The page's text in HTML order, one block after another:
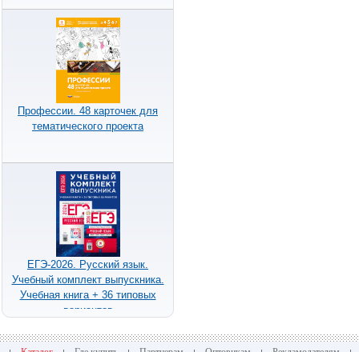
Профессии. 48 карточек для
тематического проекта
ЕГЭ-2026. Русский язык.
Учебный комплект выпускника.
Учебная книга + 36 типовых
вариантов